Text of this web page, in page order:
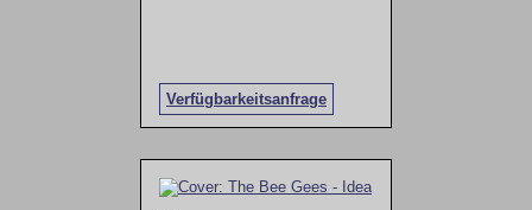
Verfügbarkeitsanfrage